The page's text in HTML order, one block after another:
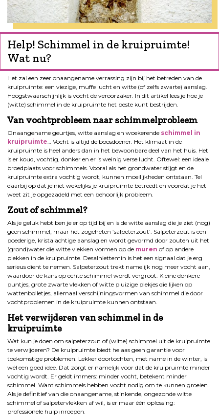
Help! Schimmel in de kruipruimte!
Wat nu?
Het zal een zeer onaangename verrassing zijn bij het betreden van de
kruipruimte: een viezige, muffe lucht en witte (of zelfs zwarte) aanslag.
Hoogstwaarschijnlijk is vocht de veroorzaker. In dit artikel lees je hoe je
(witte) schimmel in de kruipruimte het beste kunt bestrijden.
Van vochtprobleem naar schimmelprobleem
Onaangename geurtjes, witte aanslag en woekerende schimmel in
kruipruimte… Vocht is altijd de boosdoener. Het klimaat in de
kruipruimte is heel anders dan in het bewoonbare deel van het huis. Het
is er koud, vochtig, donker en er is weinig verse lucht. Oftewel: een ideale
broedplaats voor schimmels. Vooral als het grondwater stijgt en de
kruipruimte extra vochtig wordt, kunnen moeilijkheden ontstaan. Tel
daarbij op dat je niet wekelijks je kruipruimte betreedt en voordat je het
weet zit je opgezadeld met een behoorlijk probleem.
Zout of schimmel?
Als je geluk hebt ben je er op tijd bij en is de witte aanslag die je ziet (nog)
geen schimmel, maar het zogeheten ‘salpeterzout’. Salpeterzout is een
poederige, kristalachtige aanslag en wordt gevormd door zouten uit het
(grond)water die witte vlekken vormen op de muren of op andere
plekken in de kruipruimte. Desalniettemin is het een signaal dat je erg
serieus dient te nemen. Salpeterzout trekt namelijk nog meer vocht aan,
waardoor de kans op echte schimmel wordt vergroot. Kleine donkere
puntjes, grote zwarte vlekken of witte pluizige plekjes die lijken op
wattenbolletjes, allemaal verschijningsvormen van schimmel die door
vochtproblemen in de kruipruimte kunnen ontstaan.
Het verwijderen van schimmel in de
kruipruimte
Wat kun je doen om salpeterzout of (witte) schimmel uit de kruipruimte
te verwijderen? De kruipruimte biedt helaas geen garantie voor
toekomstige problemen. Lekker doortochten, met name in de winter, is
wél een goed idee. Dat zorgt er namelijk voor dat de kruipruimte minder
vochtig wordt. Er geldt immers: minder vocht, betekent minder
schimmel. Want schimmels hebben vocht nodig om te kunnen groeien.
Als je definitief van die onaangename, stinkende, ongezonde witte
schimmel of salpetervlekken af wil, is er maar één oplossing:
professionele hulp inroepen.